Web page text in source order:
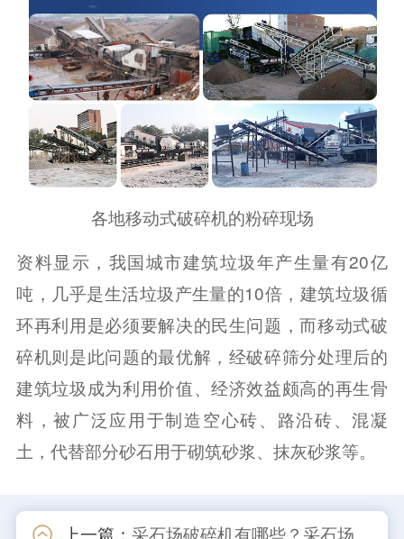
各地移动式破碎机的粉碎现场
资料显示，我国城市建筑垃圾年产生量有20亿
吨，几乎是生活垃圾产生量的10倍，建筑垃圾循
环再利用是必须要解决的民生问题，而移动式破
碎机则是此问题的最优解，经破碎筛分处理后的
建筑垃圾成为利用价值、经济效益颇高的再生骨
料，被广泛应用于制造空心砖、路沿砖、混凝
土，代替部分砂石用于砌筑砂浆、抹灰砂浆等。
上一篇： 采石场破碎机有哪些？采石场